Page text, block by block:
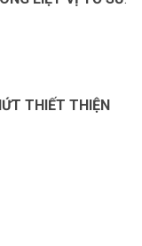
THIẾT THIỆN